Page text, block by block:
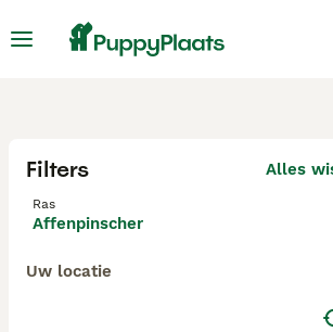
Filters Alles
Ras
Affenpinscher
Uw locatie